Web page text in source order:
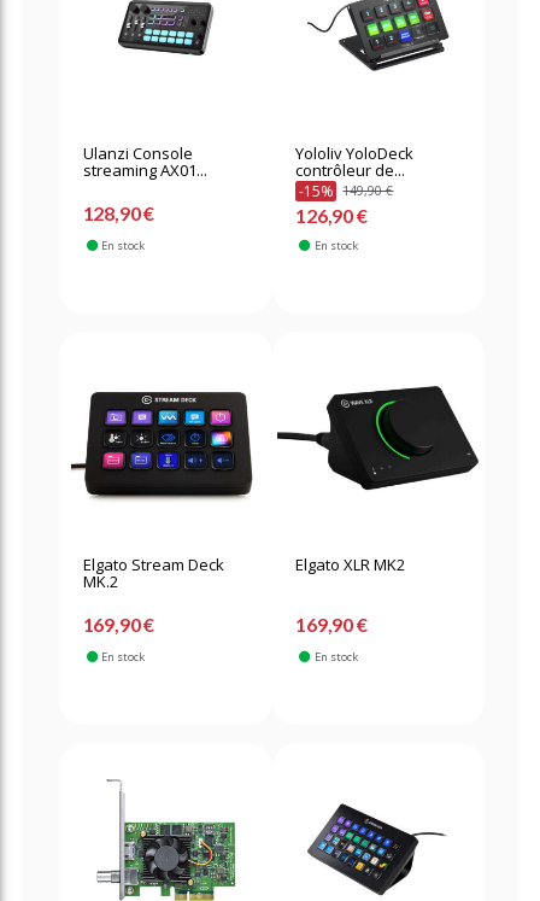
Ulanzi Console
streaming AX01...
128,90 €
En stock
Yololiv YoloDeck
contrôleur de...
-15% 149,90 €
126,90 €
En stock
Elgato Stream Deck
MK.2
169,90 €
En stock
Elgato XLR MK2
169,90 €
En stock